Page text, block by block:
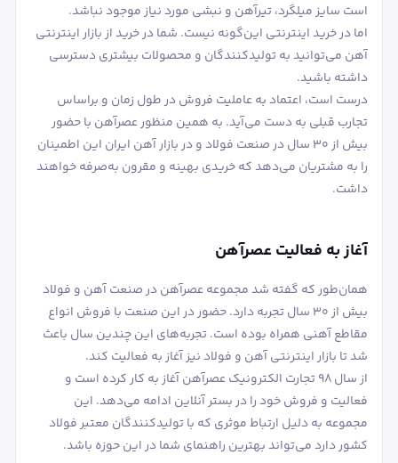
است سایز میلگرد، تیرآهن و نبشی مورد نیاز موجود نباشد.
اما در خرید اینترنتی این‌گونه نیست. شما در خرید از بازار اینترنتی
آهن می‌توانید به تولیدکنندگان و محصولات بیشتری دسترسی
داشته باشید.
درست است، اعتماد به عاملیت فروش در طول زمان و براساس
تجارب قبلی به دست می‌آید. به همین منظور عصرآهن با حضور
بیش از 30 سال در صنعت فولاد و در بازار آهن ایران این اطمینان
را به مشتریان می‌دهد که خریدی بهینه و مقرون به‌صرفه خواهند
داشت.
آغاز به فعالیت عصرآهن
همان‌طور که گفته شد مجموعه عصرآهن در صنعت آهن و فولاد
بیش از 30 سال تجربه دارد. حضور در این صنعت با فروش انواع
مقاطع آهنی همراه بوده است. تجربه‌های این چندین سال باعث
شد تا بازار اینترنتی آهن و فولاد نیز آغاز به فعالیت کند.
از سال 98 تجارت الکترونیک عصرآهن آغاز به کار کرده است و
فعالیت و فروش خود را در بستر آنلاین ادامه می‌دهد. این
مجموعه به دلیل ارتباط موثری که با تولیدکنندگان معتبر فولاد
کشور دارد می‌تواند بهترین راهنمای شما در این حوزه باشد.